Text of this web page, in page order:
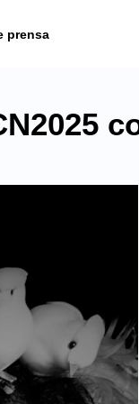
prensa